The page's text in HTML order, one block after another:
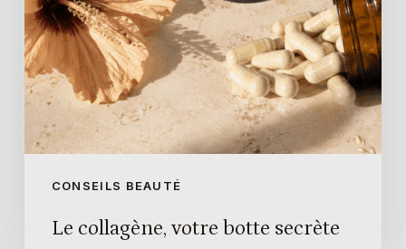
CONSEILS BEAUTÉ
Le collagène, votre botte secrète